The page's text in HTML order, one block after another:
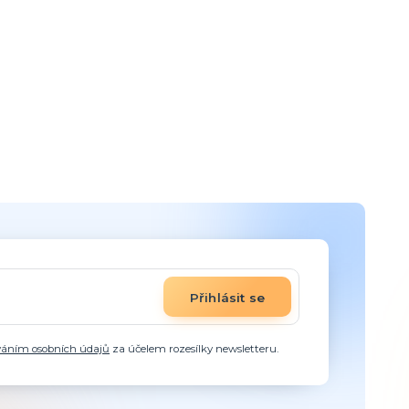
Přihlásit se
osobních údajů za účelem rozesílky newsletteru.